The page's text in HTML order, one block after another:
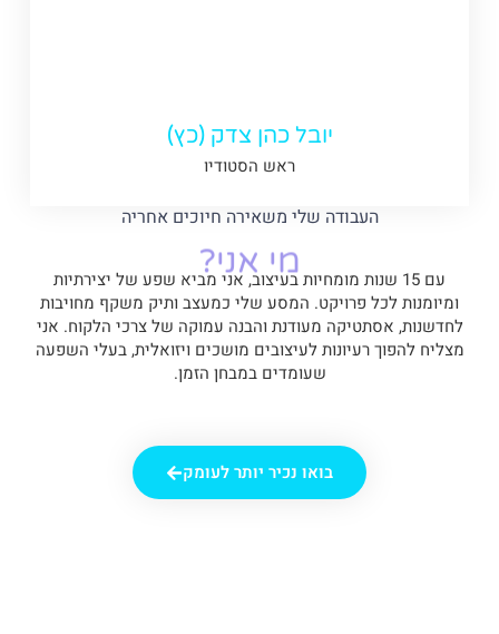
יובל כהן צדק (כץ)
ראש הסטודיו
העבודה שלי משאירה חיוכים אחריה
מי אני?
עם 15 שנות מומחיות בעיצוב, אני מביא שפע של יצירתיות
ומיומנות לכל פרויקט. המסע שלי כמעצב ותיק משקף מחויבות
לחדשנות, אסתטיקה מעודנת והבנה עמוקה של צרכי הלקוח. אני
מצליח להפוך רעיונות לעיצובים מושכים ויזואלית, בעלי השפעה
שעומדים במבחן הזמן.
בואו נכיר יותר לעומק